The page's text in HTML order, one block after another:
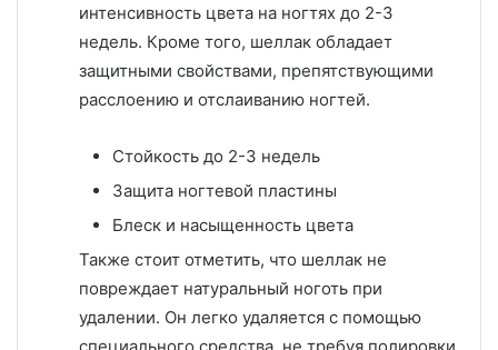
интенсивность цвета на ногтях до 2-3
недель. Кроме того, шеллак обладает
защитными свойствами, препятствующими
расслоению и отслаиванию ногтей.
Стойкость до 2-3 недель
Защита ногтевой пластины
Блеск и насыщенность цвета
Также стоит отметить, что шеллак не
повреждает натуральный ноготь при
удалении. Он легко удаляется с помощью
специального средства, не требуя полировки